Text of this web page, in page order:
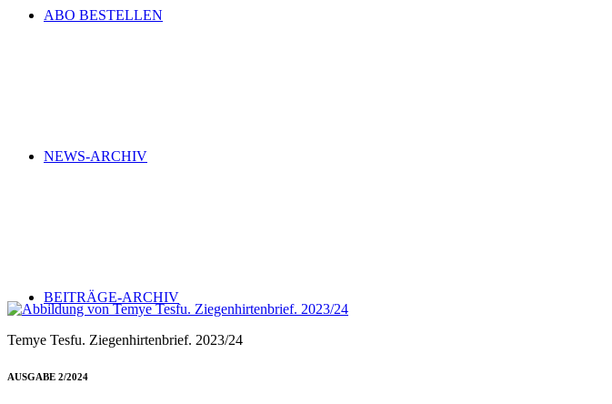
ABO BESTELLEN
NEWS-ARCHIV
BEITRÄGE-ARCHIV
Temye Tesfu. Ziegenhirtenbrief. 2023/24
AUSGABE 2/2024